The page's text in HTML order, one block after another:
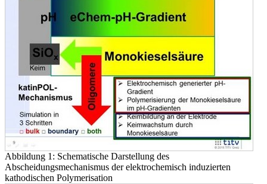
Abbildung 1: Schematische Darstellung des
Abscheidungsmechanismus der elektrochemisch induzierten
kathodischen Polymerisation